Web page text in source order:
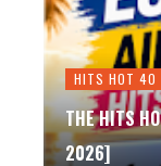
_The List _ [18-07-